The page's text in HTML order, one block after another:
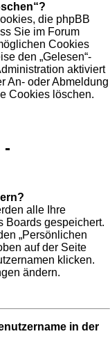
die phpBB
Sie im Forum
Cookies
den „Gelesen“-
aktiviert
An- oder Abmeldung
Cookies löschen.
-
alle Ihre
Boards gespeichert.
„Persönlichen
auf der Seite
klicken.
ändern.
in der